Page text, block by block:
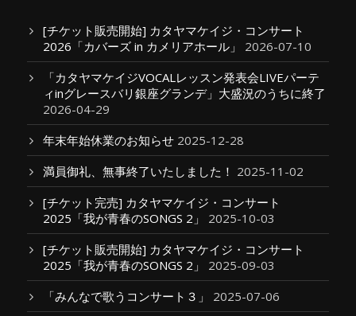
[チケット販売開始] カタヤマケイジ・コンサート
2026「カバーズ in カメリアホール」
2026-07-10
「カタヤマケイジVOCALレッスン発表会LIVEパーテ
ィinグレースバリ銀座グランデ」大盛況のうちに終了
2026-04-29
年末年始休業のお知らせ 2025-12-28
満員御礼、無事終了いたしました！ 2025-11-02
[チケット完売] カタヤマケイジ・コンサート
2025「我が青春のSONGS 2」
2025-10-03
[チケット販売開始] カタヤマケイジ・コンサート
2025「我が青春のSONGS 2」
2025-09-03
「みんなで歌うコンサート３」
2025-07-06